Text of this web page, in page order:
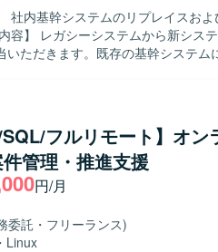
社内基幹システムのリプレイスお
いただきます。既存の基幹システ
動いていただける方を求めておりま
り強く対応できる方が望ましいです。 【ポジションの
スおよび保守を通じて、上流から下
保守・改善を通じて業務理解と技術
発・保守の経験を深められます。 【開発環境】 SQLおよびPL/
システム環境での開発・保守となり
。
フルリモート】オン
管理・推進支援
円/月
委託・フリーランス)
Linux